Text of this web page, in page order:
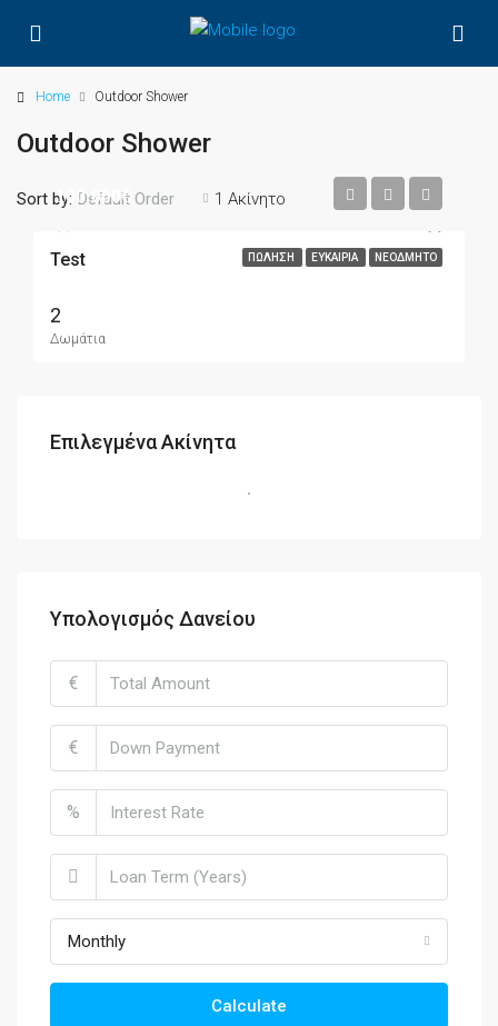
Home Outdoor Shower
Outdoor Shower
1 Ακίνητο
Sort by: Default Order
ΠΏΛΗΣΗ ΕΥΚΑΙΡΊΑ ΝΕΌΔΜΗΤΟ
100.000€
Test
2
Δωμάτια
Επιλεγμένα Ακίνητα
Υπολογισμός Δανείου
€
€
%
Monthly
Calculate